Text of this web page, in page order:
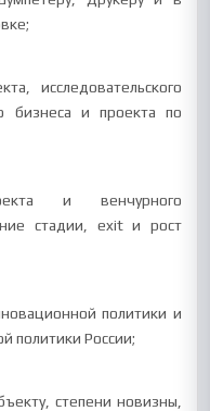
исследовательского
бизнеса и проекта по
и венчурного
стадии, exit и рост
политики и
политики России;
степени новизны,